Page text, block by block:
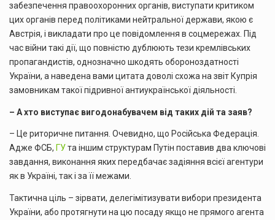
забезпечення правоохоронних органів, виступати критиком
цих органів перед політиками нейтральної держави, якою є
Австрія, і викладати про це повідомлення в соцмережах. Під
час війни такі дії, що повністю дублюють тези кремлівських
пропагандистів, однозначно шкодять обороноздатності
України, а наведена вами цитата доволі схожа на звіт Купрія
замовникам такої підривної антиукраїнської діяльності.
– А хто виступає вигодонабувачем від таких дій та заяв?
– Це риторичне питання. Очевидно, що Російська Федерація.
Адже ФСБ, ГУта іншим структурам Путін поставив два ключові
завдання, виконання яких передбачає задіяння всієї агентури
як в Україні, так і за її межами.
Тактична ціль – зірвати, делегімітизувати вибори президента
України, або протягнути на цю посаду якщо не прямого агента